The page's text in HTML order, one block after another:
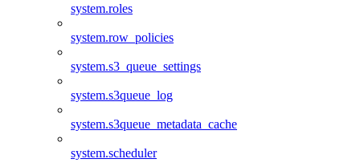
system.roles
system.row_policies
system.s3_queue_settings
system.s3queue_log
system.s3queue_metadata_cache
system.scheduler